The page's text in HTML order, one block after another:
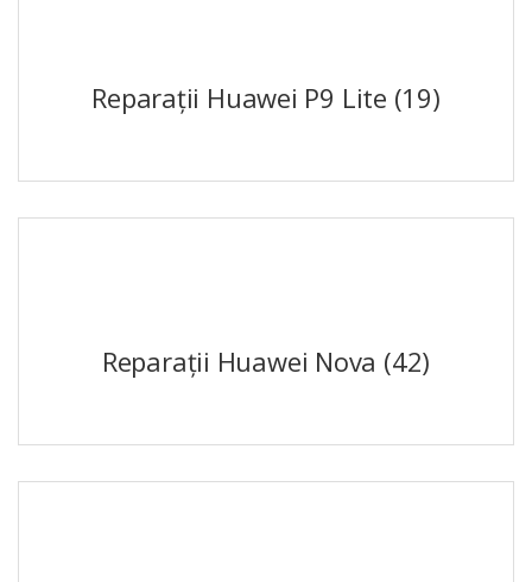
Reparații Huawei P9 Lite (19)
Reparații Huawei Nova (42)